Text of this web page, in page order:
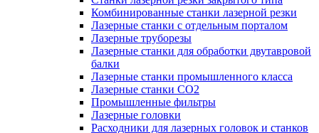
Комбинированные станки лазерной резки
Лазерные станки с отдельным порталом
Лазерные труборезы
Лазерные станки для обработки двутавровой
балки
Лазерные станки промышленного класса
Лазерные станки CO2
Промышленные фильтры
Лазерные головки
Расходники для лазерных головок и станков